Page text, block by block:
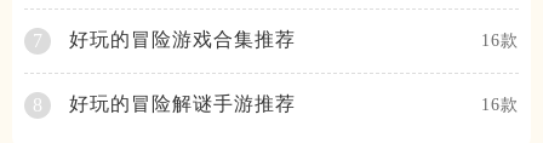
7 好玩的冒险游戏合集推荐 16款
8 好玩的冒险解谜手游推荐 16款